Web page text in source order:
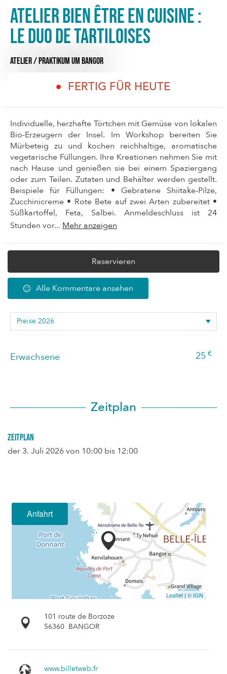
Atelier Bien être en cuisine :
Le duo de tartiloises
ATELIER / PRAKTIKUMUM BANGOR
FERTIG FÜR HEUTE
Individuelle, herzhafte Törtchen mit Gemüse von lokalen
Bio-Erzeugern der Insel. Im Workshop bereiten Sie
Mürbeteig zu und kochen reichhaltige, aromatische
vegetarische Füllungen. Ihre Kreationen nehmen Sie mit
nach Hause und genießen sie bei einem Spaziergang
oder zum Teilen. Zutaten und Behälter werden gestellt.
Beispiele für Füllungen: • Gebratene Shiitake-Pilze,
Zucchinicreme • Rote Bete auf zwei Arten zubereitet •
Süßkartoffel, Feta, Salbei. Anmeldeschluss ist 24
Stunden vor... Mehr anzeigen
Reservieren
Alle Kommentare ansehen
Erwachsene 25 €
Zeitplan
Zeitplan
der 3. Juli 2026von 10:00 bis 12:00
Anfahrt
Leaflet | © IGN
101 route de Borzoze
56360 BANGOR
www.billetweb.fr